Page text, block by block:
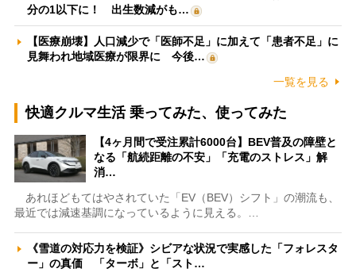
分の1以下に！ 出生数減がも…
【医療崩壊】人口減少で「医師不足」に加えて「患者不足」に
見舞われ地域医療が限界に 今後…
一覧を見る
快適クルマ生活 乗ってみた、使ってみた
【4ヶ月間で受注累計6000台】BEV普及の障壁と
なる「航続距離の不安」「充電のストレス」解
消…
あれほどもてはやされていた「EV（BEV）シフト」の潮流も、
最近では減速基調になっているように見える。…
《雪道の対応力を検証》シビアな状況で実感した「フォレスタ
ー」の真価 「ターボ」と「スト…